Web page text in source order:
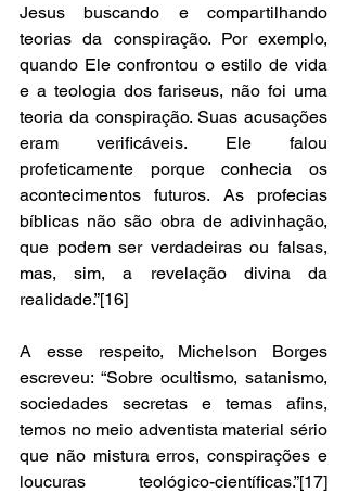
Jesus buscando e compartilhando
teorias da conspiração. Por exemplo,
quando Ele confrontou o estilo de vida
e a teologia dos fariseus, não foi uma
teoria da conspiração. Suas acusações
eram verificáveis. Ele falou
profeticamente porque conhecia os
acontecimentos futuros. As profecias
bíblicas não são obra de adivinhação,
que podem ser verdadeiras ou falsas,
mas, sim, a revelação divina da
realidade.”[16]
A esse respeito, Michelson Borges
escreveu: “Sobre ocultismo, satanismo,
sociedades secretas e temas afins,
temos no meio adventista material sério
que não mistura erros, conspirações e
loucuras teológico-científicas.”[17]